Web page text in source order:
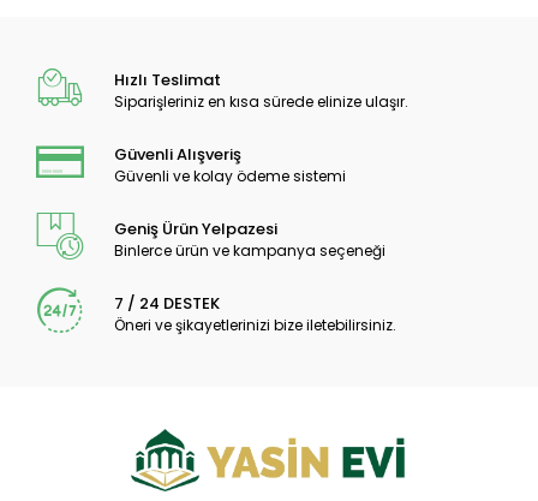
Hızlı Teslimat
Siparişleriniz en kısa sürede elinize ulaşır.
Güvenli Alışveriş
Güvenli ve kolay ödeme sistemi
Geniş Ürün Yelpazesi
Binlerce ürün ve kampanya seçeneği
7 / 24 DESTEK
Öneri ve şikayetlerinizi bize iletebilirsiniz.